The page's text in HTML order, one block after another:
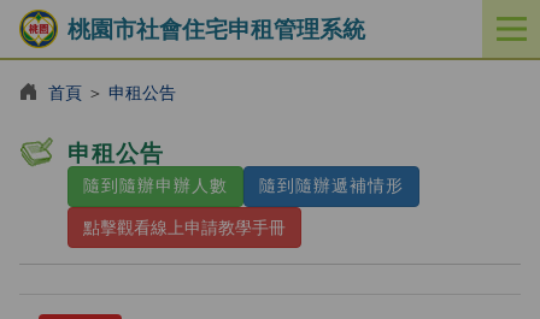
桃園市社會住宅申租管理系統
開
啟
首頁 ＞ 申租公告
申租公告
隨到隨辦申辦人數 隨到隨辦遞補情形
點擊觀看線上申請教學手冊